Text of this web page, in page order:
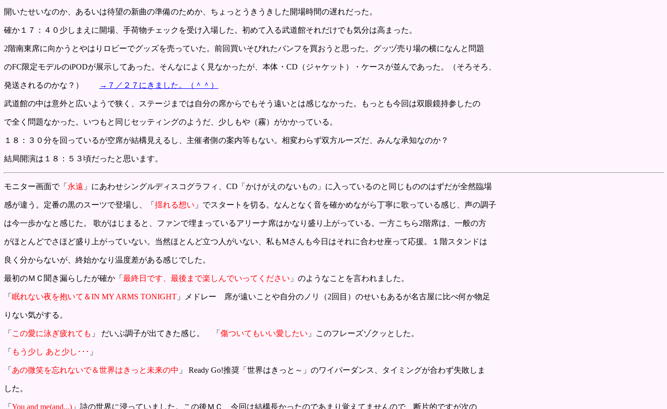
開いたせいなのか、あるいは待望の新曲の準備のためか、ちょっとうきうきした開場時間の遅れだった。
確か１７：４０少しまえに開場、手荷物チェックを受け入場した。初めて入る武道館それだけでも気分は高まった。
2階南東席に向かうとやはりロビーでグッズを売っていた。前回買いそびれたパンフを買おうと思った。グッヅ売り場の横になんと問題
のFC限定モデルのiPODが展示してあった。そんなによく見なかったが、本体・CD（ジャケット）・ケースが並んであった。（そろそろ、
発送されるのかな？） →７／２７にきました。（＾＾）
武道館の中は意外と広いようで狭く、ステージまでは自分の席からでもそう遠いとは感じなかった。もっとも今回は双眼鏡持参したの
で全く問題なかった。いつもと同じセッティングのようだ、少しもや（霧）がかかっている。
１８：３０分を回っているが空席が結構見えるし、主催者側の案内等もない。相変わらず双方ルーズだ、みんな承知なのか？
結局開演は１８：５３頃だったと思います。
モニター画面で「 永遠 」にあわせシングルディスコグラフィ、CD「かけがえのないもの」に入っているのと同じもののはずだが全然臨場
感が違う。定番の黒のスーツで登場し、「 揺れる想い 」でスタートを切る。なんとなく音を確かめながら丁寧に歌っている感じ、声の調子
は今一歩かなと感じた。 歌がはじまると、ファンで埋まっているアリーナ席はかなり盛り上がっている。一方こちら2階席は、一般の方
がほとんどでさほど盛り上がっていない。当然ほとんど立つ人がいない、私もMさんも今日はそれに合わせ座って応援。１階スタンドは
良く分からないが、終始かなり温度差がある感じでした。
最初のＭＣ聞き漏らしたが確か「 最終日です、最後まで楽しんでいってください 」のようなことを言われました。
「 眠れない夜を抱いて＆IN MY ARMS TONIGHT 」メドレー 席が遠いことや自分のノリ（2回目）のせいもあるが名古屋に比べ何か物足
りない気がする。
「 この愛に泳ぎ疲れても 」 だいぶ調子が出てきた感じ。 「 傷ついてもいい愛したい 」このフレーズゾクッとした。
「 もう少し あと少し･･･ 」
「 あの微笑を忘れないで＆世界はきっと未来の中 」 Ready Go!推奨「世界はきっと～」のワイパーダンス、タイミングが合わず失敗しま
した。
「 You and me(and...) 」詩の世界に浸っていました。この後ＭＣ、今回は結構長かったのであまり覚えてませんので、断片的ですが次の